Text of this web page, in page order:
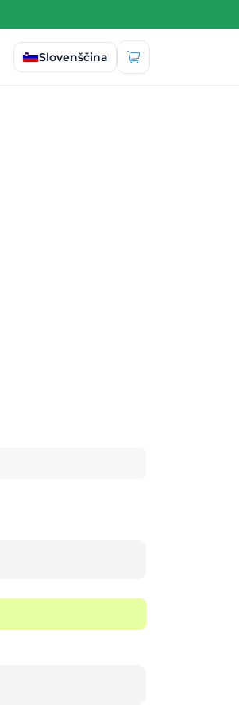
Izberi jezik
Slovenščina